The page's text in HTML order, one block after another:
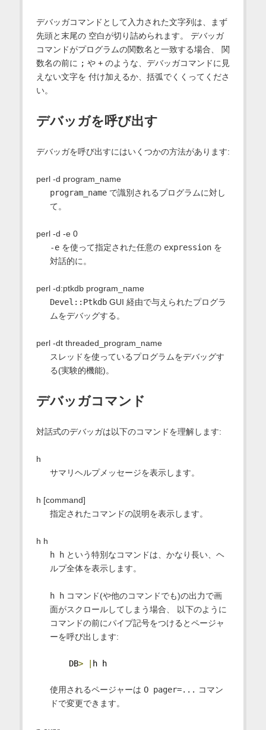
デバッガコマンドとして入力された文字列は、まず
先頭と末尾の 空白が切り詰められます。 デバッガ
コマンドがプログラムの関数名と一致する場合、 関
数名の前に ; や +のような、デバッガコマンドに見
えない文字を 付け加えるか、括弧でくくってくださ
い。
デバッガを呼び出す
デバッガを呼び出すにはいくつかの方法があります:
perl -d program_name
program_nameで識別されるプログラムに対し
て。
perl -d -e 0
-eを使って指定された任意の expressionを
対話的に。
perl -d:ptkdb program_name
Devel::PtkdbGUI 経由で与えられたプログラ
ムをデバッグする。
perl -dt threaded_program_name
スレッドを使っているプログラムをデバッグす
る(実験的機能)。
デバッガコマンド
対話式のデバッガは以下のコマンドを理解します:
h
サマリヘルプメッセージを表示します。
h [command]
指定されたコマンドの説明を表示します。
h h
h hという特別なコマンドは、かなり長い、ヘ
ルプ全体を表示します。
h hコマンド(や他のコマンドでも)の出力で画
面がスクロールしてしまう場合、 以下のように
コマンドの前にパイプ記号をつけるとページャ
ーを呼び出します:
DB> h h
使用されるページャーは O pager=... コマン
ドで変更できます。